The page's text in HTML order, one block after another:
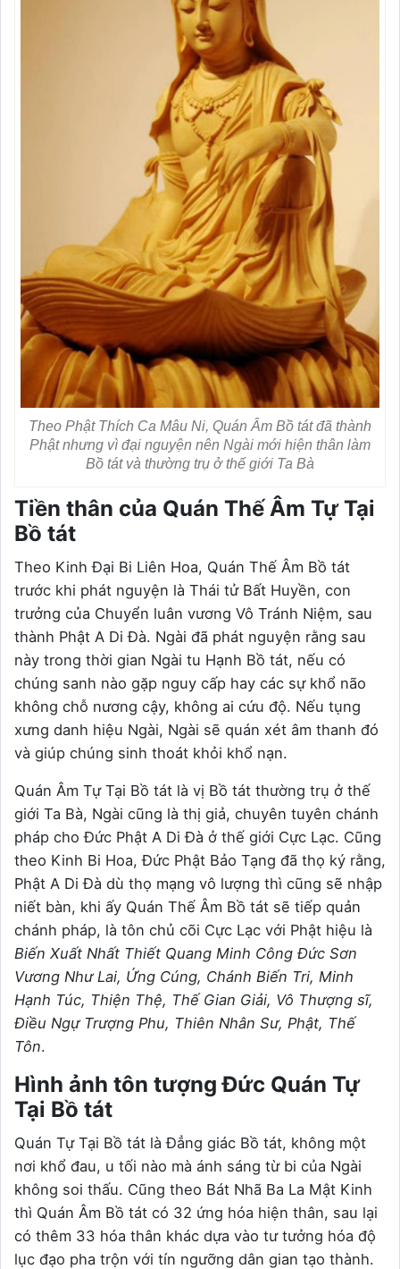
Theo Phật Thích Ca Mâu Ni, Quán Âm Bồ tát đã thành
Phật nhưng vì đại nguyện nên Ngài mới hiện thân làm
Bồ tát và thường trụ ở thế giới Ta Bà
Tiền thân của Quán Thế Âm Tự Tại
Bồ tát
Theo Kinh Đại Bi Liên Hoa, Quán Thế Âm Bồ tát
trước khi phát nguyện là Thái tử Bất Huyền, con
trưởng của Chuyển luân vương Vô Tránh Niệm, sau
thành Phật A Di Đà. Ngài đã phát nguyện rằng sau
này trong thời gian Ngài tu Hạnh Bồ tát, nếu có
chúng sanh nào gặp nguy cấp hay các sự khổ não
không chỗ nương cậy, không ai cứu độ. Nếu tụng
xưng danh hiệu Ngài, Ngài sẽ quán xét âm thanh đó
và giúp chúng sinh thoát khỏi khổ nạn.
Quán Âm Tự Tại Bồ tát là vị Bồ tát thường trụ ở thế
giới Ta Bà, Ngài cũng là thị giả, chuyên tuyên chánh
pháp cho Đức Phật A Di Đà ở thế giới Cực Lạc. Cũng
theo Kinh Bi Hoa, Đức Phật Bảo Tạng đã thọ ký rằng,
Phật A Di Đà dù thọ mạng vô lượng thì cũng sẽ nhập
niết bàn, khi ấy Quán Thế Âm Bồ tát sẽ tiếp quản
chánh pháp, là tôn chủ cõi Cực Lạc với Phật hiệu là
Biến Xuất Nhất Thiết Quang Minh Công Đức Sơn
Vương Như Lai, Ứng Cúng, Chánh Biến Tri, Minh
Hạnh Túc, Thiện Thệ, Thế Gian Giải, Vô Thượng sĩ,
Điều Ngự Trượng Phu, Thiên Nhân Sư, Phật, Thế
Tôn.
Hình ảnh tôn tượng Đức Quán Tự
Tại Bồ tát
Quán Tự Tại Bồ tát là Đẳng giác Bồ tát, không một
nơi khổ đau, u tối nào mà ánh sáng từ bi của Ngài
không soi thấu. Cũng theo Bát Nhã Ba La Mật Kinh
thì Quán Âm Bồ tát có 32 ứng hóa hiện thân, sau lại
có thêm 33 hóa thân khác dựa vào tư tưởng hóa độ
lục đạo pha trộn với tín ngưỡng dân gian tạo thành.